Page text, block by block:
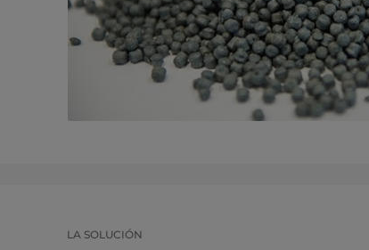
LA SOLUCIÓN